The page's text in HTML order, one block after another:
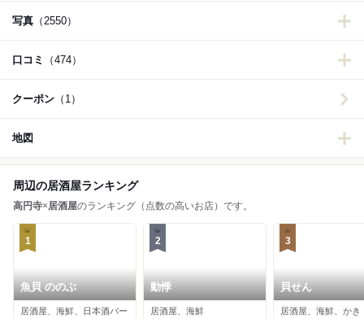
写真 （2550）
口コミ （474）
クーポン （1）
地図
周辺の居酒屋ランキング
高円寺×居酒屋のランキング（点数の高いお店）です。
1
魚貝 ののぶ
居酒屋、海鮮、日本酒バー
2
動悸
居酒屋、海鮮
3
貝せん
居酒屋、海鮮、かき